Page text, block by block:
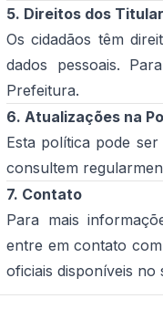
5. Direitos dos
Os cidadãos têm
dados pessoais.
Prefeitura.
6. Atualizações na
Esta política pode ser
consultem
7. Contato
Para mais
entre em contato
oficiais disponíveis no